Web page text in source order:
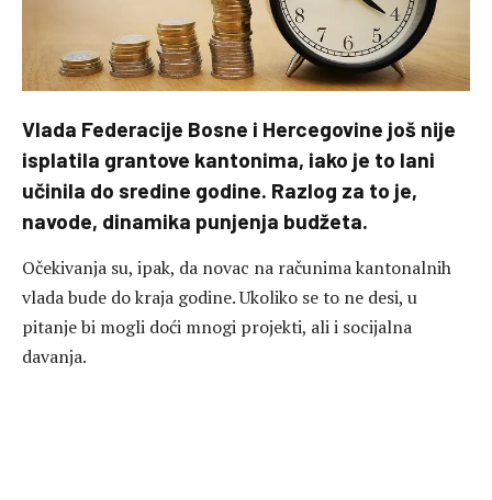
Vlada Federacije Bosne i Hercegovine još nije
isplatila grantove kantonima, iako je to lani
učinila do sredine godine. Razlog za to je,
navode, dinamika punjenja budžeta.
Očekivanja su, ipak, da novac na računima kantonalnih
vlada bude do kraja godine. Ukoliko se to ne desi, u
pitanje bi mogli doći mnogi projekti, ali i socijalna
davanja.